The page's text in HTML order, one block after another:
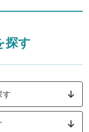
探す
す